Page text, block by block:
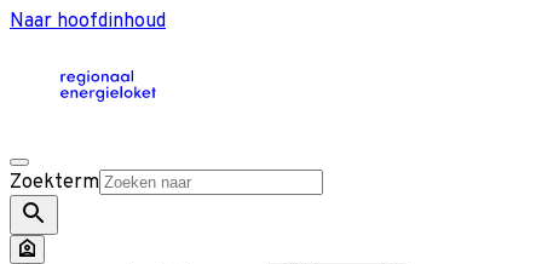
Naar hoofdinhoud
Zoekterm